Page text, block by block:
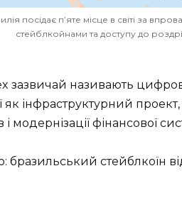
посідає п’яте місце в світі за
стейблкойнами та доступу до
зазвичай називають
як інфраструктурний
і модернізації фінансової
бразильський стейблкоїн